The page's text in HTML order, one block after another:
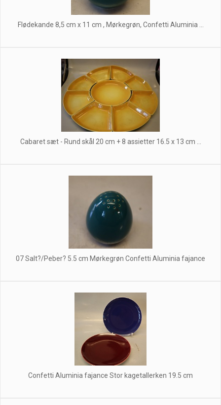
Flødekande 8,5 cm x 11 cm , Mørkegrøn, Confetti Aluminia ...
Cabaret sæt - Rund skål 20 cm + 8 assietter 16.5 x 13 cm ...
07 Salt?/Peber? 5.5 cm Mørkegrøn Confetti Aluminia fajance
Confetti Aluminia fajance Stor kagetallerken 19.5 cm